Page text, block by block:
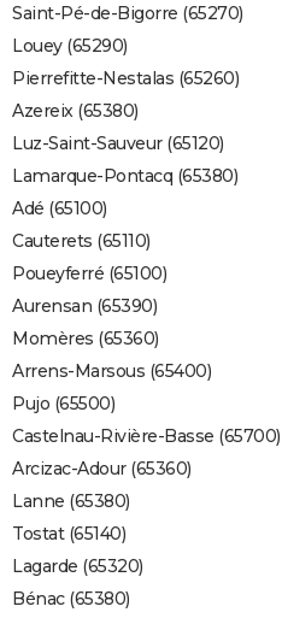
Saint-Pé-de-Bigorre (65270)
Louey (65290)
Pierrefitte-Nestalas (65260)
Azereix (65380)
Luz-Saint-Sauveur (65120)
Lamarque-Pontacq (65380)
Adé (65100)
Cauterets (65110)
Poueyferré (65100)
Aurensan (65390)
Momères (65360)
Arrens-Marsous (65400)
Pujo (65500)
Castelnau-Rivière-Basse (65700)
Arcizac-Adour (65360)
Lanne (65380)
Tostat (65140)
Lagarde (65320)
Bénac (65380)